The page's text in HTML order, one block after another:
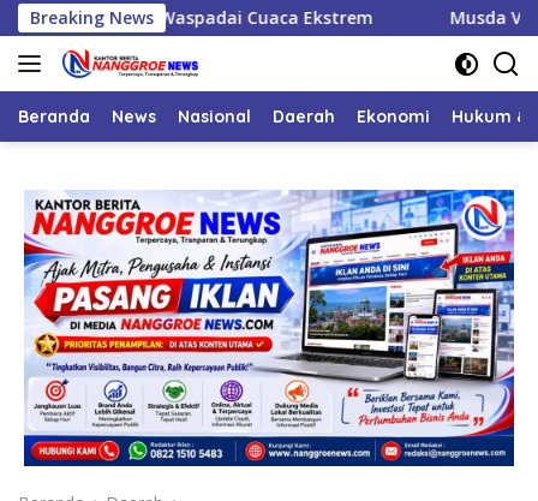
Langsung
ke
konten
Breaking News
Waspadai Cuaca Ekstrem Musda VI Golkar
Beranda News Nasional Daerah Ekonomi Hukum &